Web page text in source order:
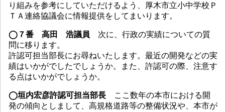
り組みを参考にしていただけるよう、厚木市立小中学校Ｐ
ＴＡ連絡協議会に情報提供をしてまいります。
◯７番 高田 浩議員 次に、行政の実績についての質
問に移ります。
許認可担当部長にお尋ねいたします。最近の開発などの実
績はいかがでしたでしょうか。また、許認可の際、注意す
る点はいかがでしょうか。
◯垣内宏彦許認可担当部長 ここ数年の本市における開
発の傾向としまして、高規格道路等の整備状況や、本市が